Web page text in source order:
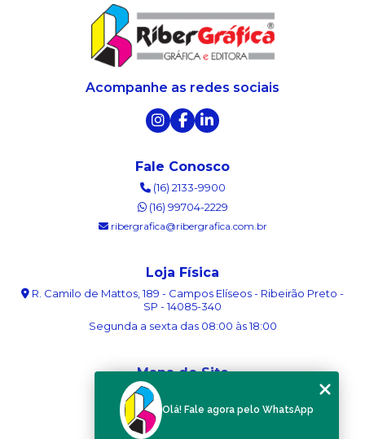
Acompanhe as redes sociais
Fale Conosco
(16) 2133-9900
(16) 99704-2229
ribergrafica@ribergrafica.com.br
Loja Física
R. Camilo de Mattos, 189 - Campos Elíseos - Ribeirão Preto -
SP - 14085-340
Segunda a sexta das 08:00 às 18:00
Mapa do Site
Sobre nós
Olá! Fale agora pelo WhatsApp